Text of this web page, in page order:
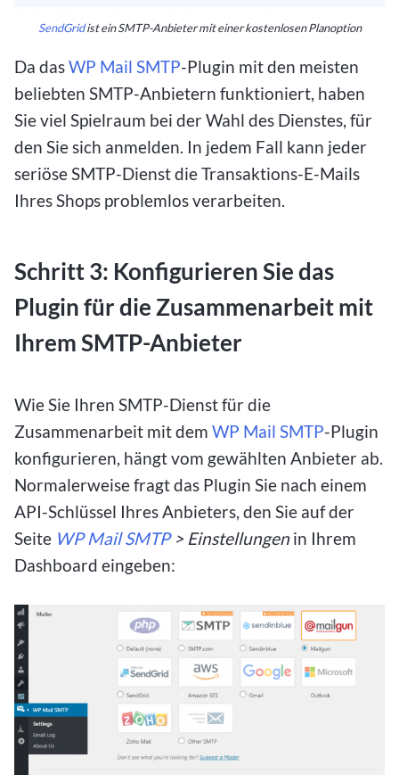
SendGridist ein SMTP-Anbieter mit einer kostenlosen Planoption
Da dasWP Mail SMTP-Plugin mit den meisten
beliebten SMTP-Anbietern funktioniert, haben
Sie viel Spielraum bei der Wahl des Dienstes, für
den Sie sich anmelden. In jedem Fall kann jeder
seriöse SMTP-Dienst die Transaktions-E-Mails
Ihres Shops problemlos verarbeiten.
Schritt 3: Konfigurieren Sie das
Plugin für die Zusammenarbeit mit
Ihrem SMTP-Anbieter
Wie Sie Ihren SMTP-Dienst für die
Zusammenarbeit mit dem WP Mail SMTP-Plugin
konfigurieren, hängt vom gewählten Anbieter ab.
Normalerweise fragt das Plugin Sie nach einem
API-Schlüssel Ihres Anbieters, den Sie auf der
Seite WP Mail SMTP> Einstellungenin Ihrem
Dashboard eingeben: